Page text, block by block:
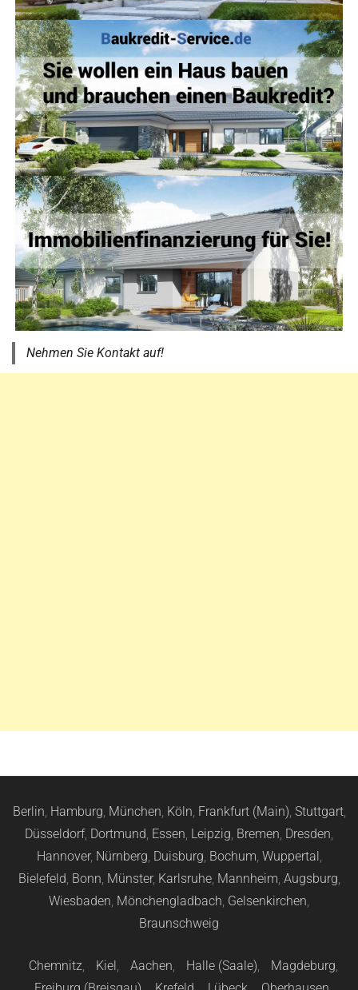
Nehmen Sie Kontakt auf!
Berlin, Hamburg, München, Köln, Frankfurt (Main), Stuttgart,
Düsseldorf, Dortmund, Essen, Leipzig, Bremen, Dresden,
Hannover, Nürnberg, Duisburg, Bochum, Wuppertal,
Bielefeld, Bonn, Münster, Karlsruhe, Mannheim, Augsburg,
Wiesbaden, Mönchengladbach, Gelsenkirchen,
Braunschweig
Chemnitz, Kiel, Aachen, Halle (Saale), Magdeburg,